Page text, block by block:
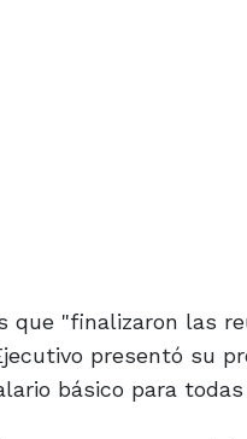
que "finalizaron las
presentó su
básico para